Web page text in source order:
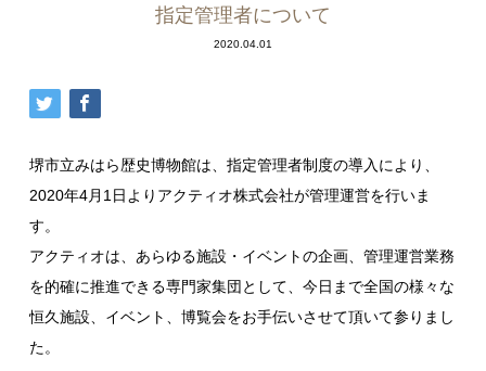
指定管理者について
2020.04.01
堺市立みはら歴史博物館は、指定管理者制度の導入により、
2020年4月1日よりアクティオ株式会社が管理運営を行いま
す。
アクティオは、あらゆる施設・イベントの企画、管理運営業務
を的確に推進できる専門家集団として、今日まで全国の様々な
恒久施設、イベント、博覧会をお手伝いさせて頂いて参りまし
た。